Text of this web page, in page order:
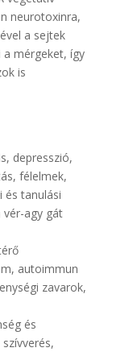
neurotoxinra,
a sejtek
mérgeket, így
is
depresszió,
félelmek,
és tanulási
vér-agy gát
autoimmun
zavarok,
és